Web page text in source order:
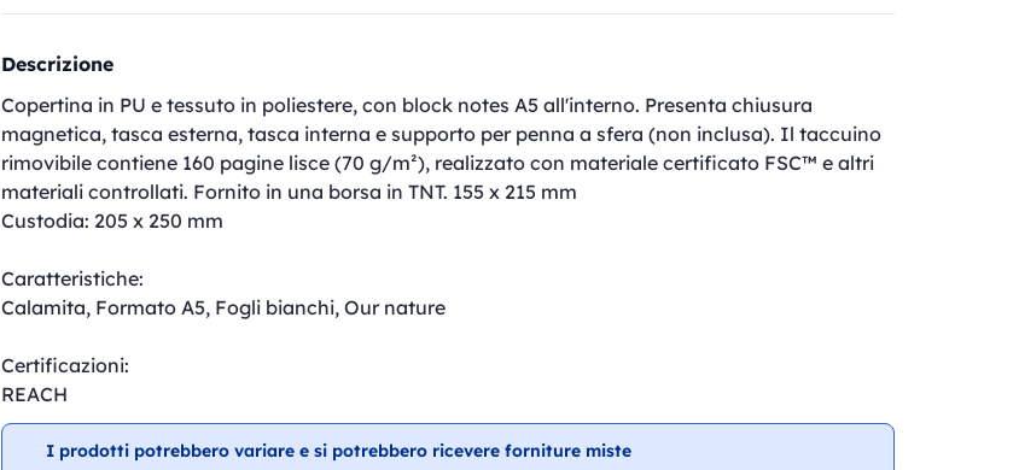
Descrizione
Copertina in PU e tessuto in poliestere, con block notes A5 all'interno. Presenta chiusura
magnetica, tasca esterna, tasca interna e supporto per penna a sfera (non inclusa). Il taccuino
rimovibile contiene 160 pagine lisce (70 g/m²), realizzato con materiale certificato FSC™ e altri
materiali controllati. Fornito in una borsa in TNT. 155 x 215 mm
Custodia: 205 x 250 mm
Caratteristiche:
Calamita, Formato A5, Fogli bianchi, Our nature
Certificazioni:
REACH
I prodotti potrebbero variare e si potrebbero ricevere forniture miste